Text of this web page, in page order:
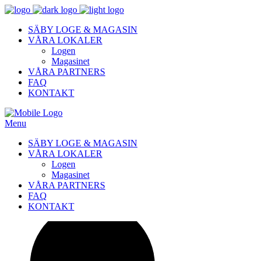
SÄBY LOGE & MAGASIN
VÅRA LOKALER
Logen
Magasinet
VÅRA PARTNERS
FAQ
KONTAKT
Menu
SÄBY LOGE & MAGASIN
VÅRA LOKALER
Logen
Magasinet
VÅRA PARTNERS
FAQ
KONTAKT